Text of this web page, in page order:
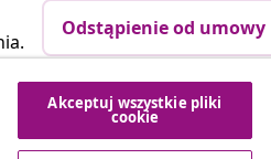
Odstąpienie od umowy
vidaXL
Akceptuj wszystkie pliki
cookie